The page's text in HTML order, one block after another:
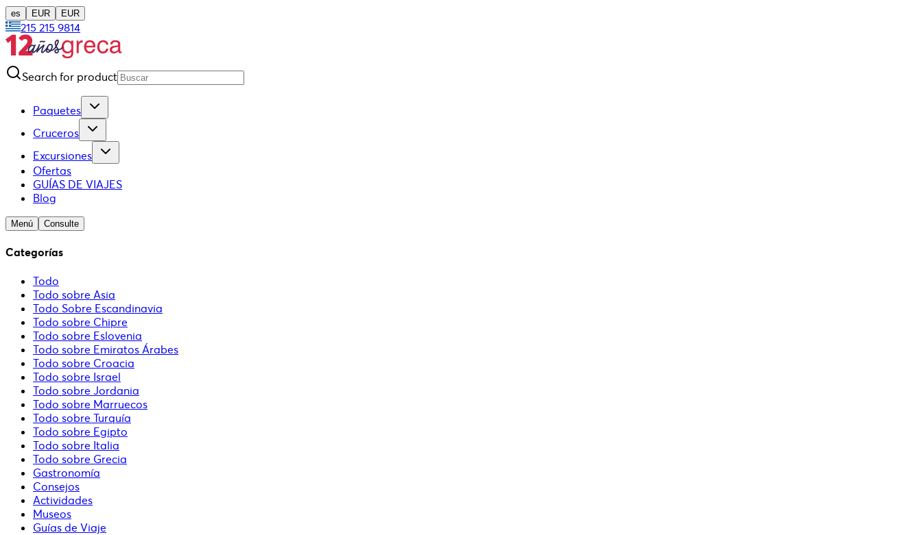
es EUR EUR
215 215 9814
Search for product
Paquetes
Cruceros
Excursiones
Ofertas
GUÍAS DE VIAJES
Blog
Menú Consulte
Categorías
Todo
Todo sobre Asia
Todo Sobre Escandinavia
Todo sobre Chipre
Todo sobre Eslovenia
Todo sobre Emiratos Árabes
Todo sobre Croacia
Todo sobre Israel
Todo sobre Jordania
Todo sobre Marruecos
Todo sobre Turquía
Todo sobre Egipto
Todo sobre Italia
Todo sobre Grecia
Gastronomía
Consejos
Actividades
Museos
Guías de Viaje